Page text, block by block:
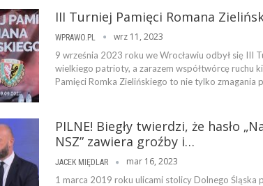
III Turniej Pamięci Romana
WPRAWO.PL wrz 11, 2023
9 września 2023 roku we Wrocławiu odbył się III
wielkiego patrioty, a zarazem współtwórcę ruchu
Pamięci Romka Zielińskiego to nie tylko zmagania
PILNE! Biegły twierdzi, że hasło
NSZ” zawiera groźby i…
JACEK MIĘDLAR mar 16, 2023
1 marca 2019 roku ulicami stolicy Dolnego Śląska